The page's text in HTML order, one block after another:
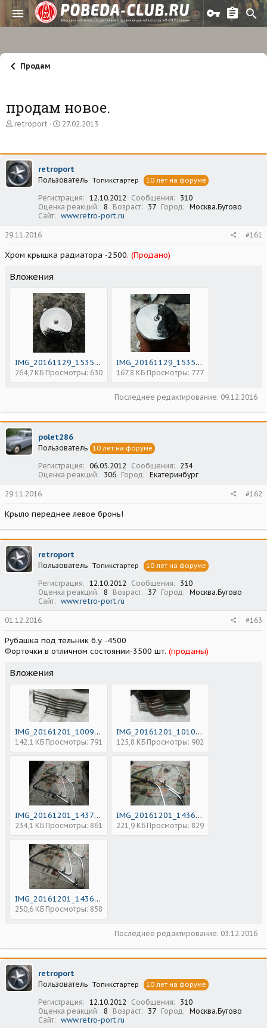
Продам
продам новое.
А
о
р
т
е
retroport
Д
а
а
ч
л
а
27.02.2013
retroport
Пользователь Топикстартер 10 лет на форуме
Регистрация 12.10.2012 Сообщения
310
Оценка реакций
8 Возраст 37 Город
Москва.Бутово
Сайт
www.retro-port.ru
29.11.2016 #161
Хром крышка радиатора -2500. (Продано)
Вложения
IMG_20161129_153520.jpg
264,7 КБ Просмотры: 630
IMG_20161129_153555.jpg
167,8 КБ Просмотры: 777
Последнее редактирование: 09.12.2016
polet286
Пользователь 10 лет на форуме
Регистрация 06.05.2012 Сообщения
234
Оценка реакций
306 Город Екатеринбург
29.11.2016 #162
Крыло переднее левое бронь!
retroport
Пользователь Топикстартер 10 лет на форуме
Регистрация 12.10.2012 Сообщения
310
Оценка реакций
8 Возраст 37 Город
Москва.Бутово
Сайт
www.retro-port.ru
01.12.2016 #163
Рубашка под тельник б.у -4500
Форточки в отличном состоянии-3500 шт. (проданы)
Вложения
IMG_20161201_100914.jpg
142,1 КБ Просмотры: 791
IMG_20161201_101022.jpg
125,8 КБ Просмотры: 902
IMG_20161201_143703.jpg
234,1 КБ Просмотры: 861
IMG_20161201_143645.jpg
221,9 КБ Просмотры: 829
IMG_20161201_143622.jpg
250,6 КБ Просмотры: 858
Последнее редактирование: 03.12.2016
retroport
Пользователь Топикстартер 10 лет на форуме
Регистрация 12.10.2012 Сообщения
310
Оценка реакций
8 Возраст 37 Город
Москва.Бутово
Сайт
www.retro-port.ru